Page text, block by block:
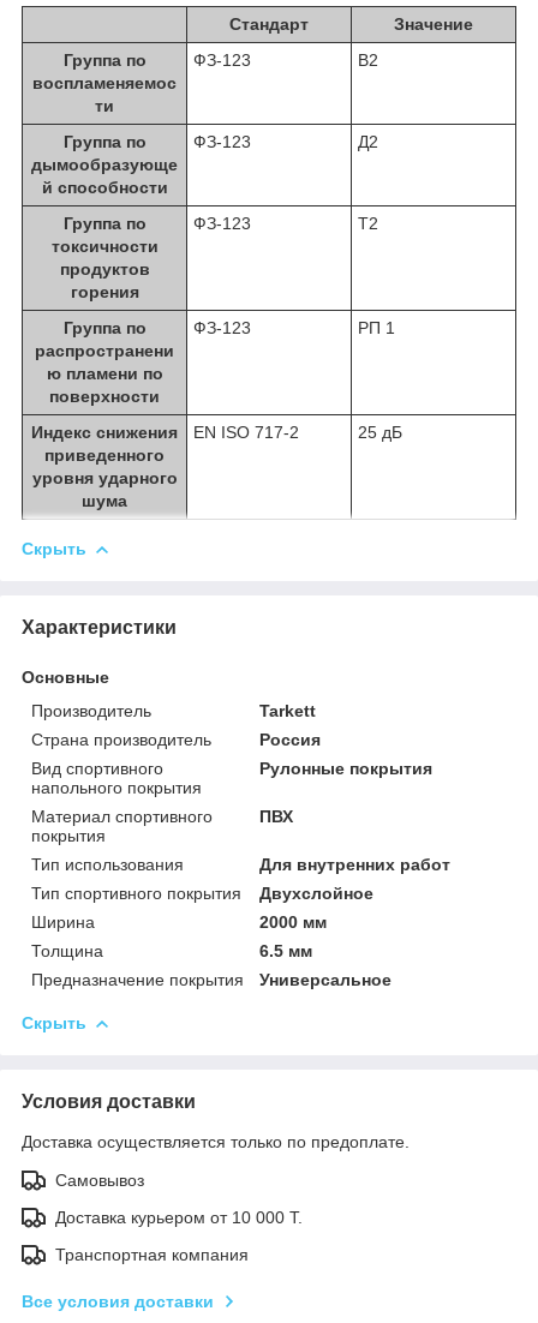
Стандарт
Значение
Группа по
воспламеняемос
ти
ФЗ-123 В2
Группа по
дымообразующе
й способности
ФЗ-123 Д2
Группа по
токсичности
продуктов
горения
ФЗ-123 Т2
Группа по
распространени
ю пламени по
поверхности
ФЗ-123 РП 1
Индекс снижения
приведенного
уровня ударного
шума
EN ISO 717-2 25 дБ
Скрыть
Характеристики
Основные
Производитель
Tarkett
Страна производитель
Россия
Вид спортивного
напольного покрытия
Рулонные покрытия
Материал спортивного
покрытия
ПВХ
Тип использования
Для внутренних работ
Тип спортивного покрытия
Двухслойное
Ширина
2000 мм
Толщина
6.5 мм
Предназначение покрытия
Универсальное
Скрыть
Условия доставки
Доставка осуществляется только по предоплате.
Самовывоз
Доставка курьером от 10 000 Т.
Транспортная компания
Все условия доставки